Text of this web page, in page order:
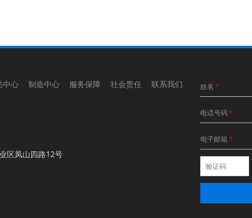
心 制造中心 服务保障 社会责任 联系我们
区凤山四路12号
姓名 *
电话号码*
电子邮箱 *